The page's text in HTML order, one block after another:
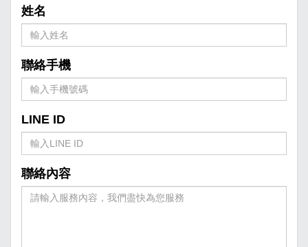
姓名
聯絡手機
LINE ID
聯絡內容